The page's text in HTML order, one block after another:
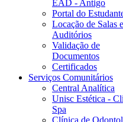
EAD - Antigo
Portal do
Locação de Salas e
Auditórios
Validação de
Documentos
Certificados
Serviços Comunitários
Central Analítica
Unisc Estética -
Spa
Clínica de